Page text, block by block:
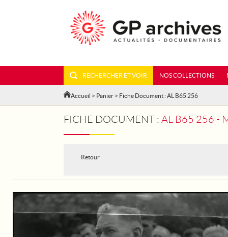
RECHERCHER ET VOIR NOS COLLECTIONS
Accueil > Panier > Fiche Document : AL B65 256
FICHE DOCUMENT : AL B65 256 -
Retour